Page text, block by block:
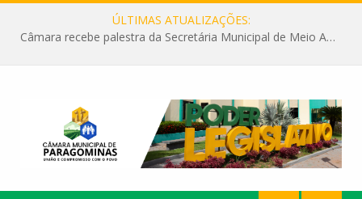
ÚLTIMAS ATUALIZAÇÕES:
Câmara recebe palestra da Secretária Municipal de Meio Ambiente sobre as ações da “SEMANA DO MEIO AMBIENTE”